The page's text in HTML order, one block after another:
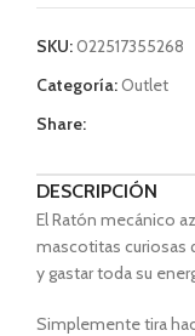
SKU:022517355268
Categoría:Outlet
Share:
DESCRIPCIÓN
El Ratón mecánico
mascotitas curiosas
y gastar toda su
Simplemente tira